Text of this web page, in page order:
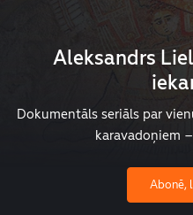
Aleksandrs
Dokumentāls seriāls par
karavadoņiem
Abonē,